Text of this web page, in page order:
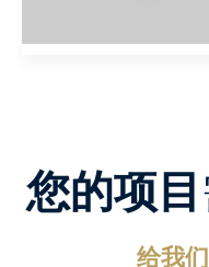
您的项目
给我